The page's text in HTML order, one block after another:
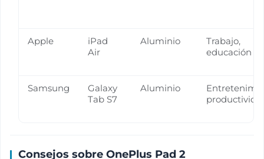
Apple
iPad
Air
Aluminio
Trabajo,
educación
Samsung
Galaxy
Tab S7
Aluminio
Consejos sobre OnePlus Pad 2